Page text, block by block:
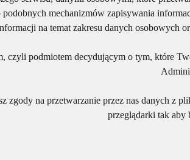
mechanizmów zapisywania
na temat zakresu danych osobowych
czyli podmiotem decydującym o tym, które
zgody na przetwarzanie przez nas danych z
przeglądarki tak aby